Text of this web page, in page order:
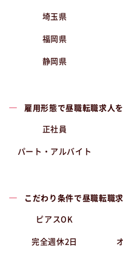
埼玉県
福岡県
静岡県
雇用形態で昼職転職求人
正社員
パート・アルバイト
こだわり条件で昼職転職
ピアスOK
完全週休2日